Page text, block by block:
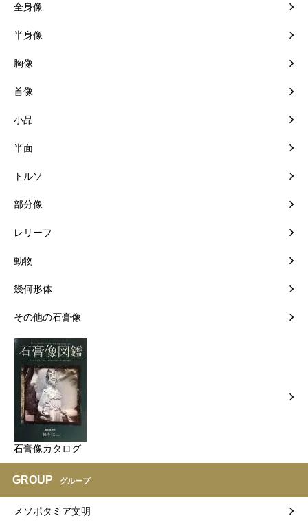
全身像
半身像
胸像
首像
小品
半面
トルソ
部分像
レリーフ
動物
幾何形体
その他の石膏像
石膏像カタログ
GROUP グループ
メソポタミア文明